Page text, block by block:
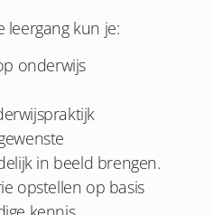
leergang kun je:
onderwijs
in beeld brengen.
opstellen op basis